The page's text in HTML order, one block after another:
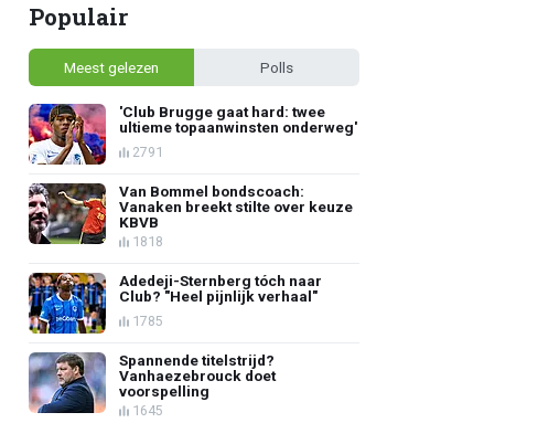
Populair
Meest gelezen Polls
'Club Brugge gaat hard: twee
ultieme topaanwinsten onderweg'
2791
Van Bommel bondscoach:
Vanaken breekt stilte over keuze
KBVB
1818
Adedeji-Sternberg tóch naar
Club? "Heel pijnlijk verhaal"
1785
Spannende titelstrijd?
Vanhaezebrouck doet
voorspelling
1645